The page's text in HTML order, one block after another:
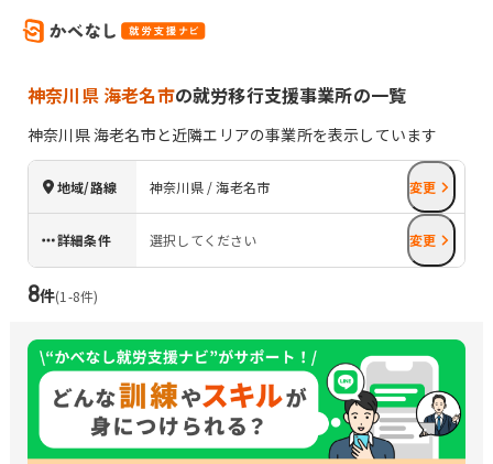
神奈川県 海老名市の就労移行支援事業所の一覧
神奈川県海老名市と近隣エリアの事業所を表示しています
地域/路線 神奈川県 / 海老名市 変更
詳細条件 選択してください 変更
8件(1 -8件)